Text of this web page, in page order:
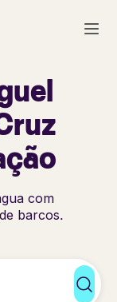
com
barcos.